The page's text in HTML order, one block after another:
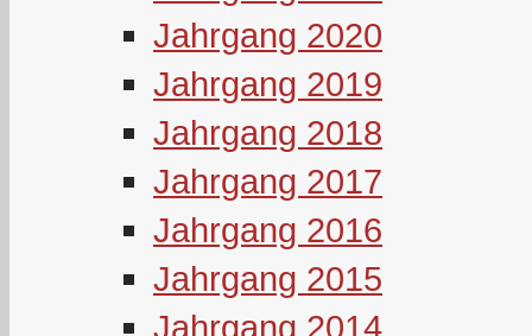
Jahrgang 2020
Jahrgang 2019
Jahrgang 2018
Jahrgang 2017
Jahrgang 2016
Jahrgang 2015
Jahrgang 2014